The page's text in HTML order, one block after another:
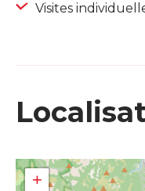
Visites
+